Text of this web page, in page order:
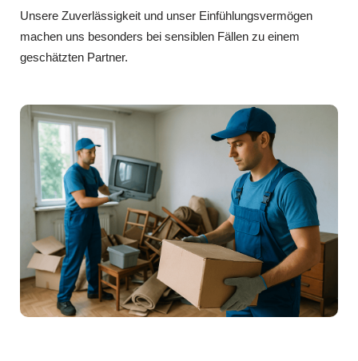
Unsere Zuverlässigkeit und unser Einfühlungsvermögen
machen uns besonders bei sensiblen Fällen zu einem
geschätzten Partner.